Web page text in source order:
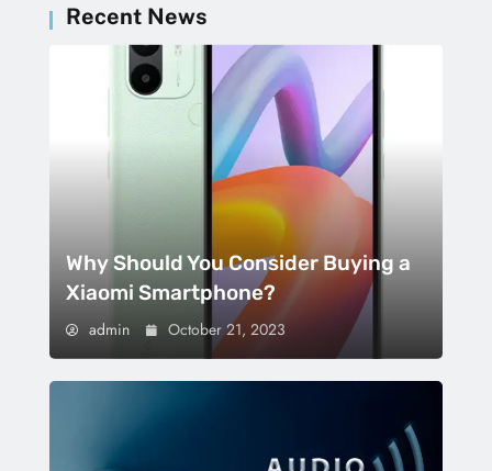
Recent News
Why Should You Consider Buying a
Xiaomi Smartphone?
admin October 21, 2023